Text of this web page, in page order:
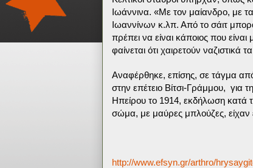
Ιωάννινα. «Με τον μαίανδρο, με
Ιωαννίνων κ.λπ. Από το σάιτ
πρέπει να είναι κάποιος που
φαίνεται ότι χαιρετούν ναζιστικά
Αναφέρθηκε, επίσης, σε τάγμα
στην επέτειο Βίτσι-Γράμμου, για
Ηπείρου το 1914, εκδήλωση κατά
σώμα, με μαύρες μπλούζες, είχαν
http://www.efsyn.gr/arthro/